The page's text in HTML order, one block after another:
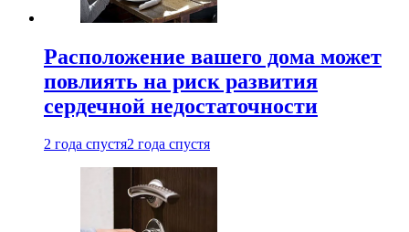
Расположение вашего дома может
повлиять на риск развития
сердечной недостаточности
2 года спустя2 года спустя